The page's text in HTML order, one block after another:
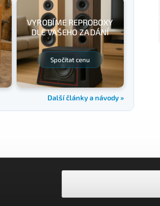
VYROBÍME REPROBOXY
DLE VAŠEHO ZADÁNÍ
Spočítat cenu
Další články a návody »